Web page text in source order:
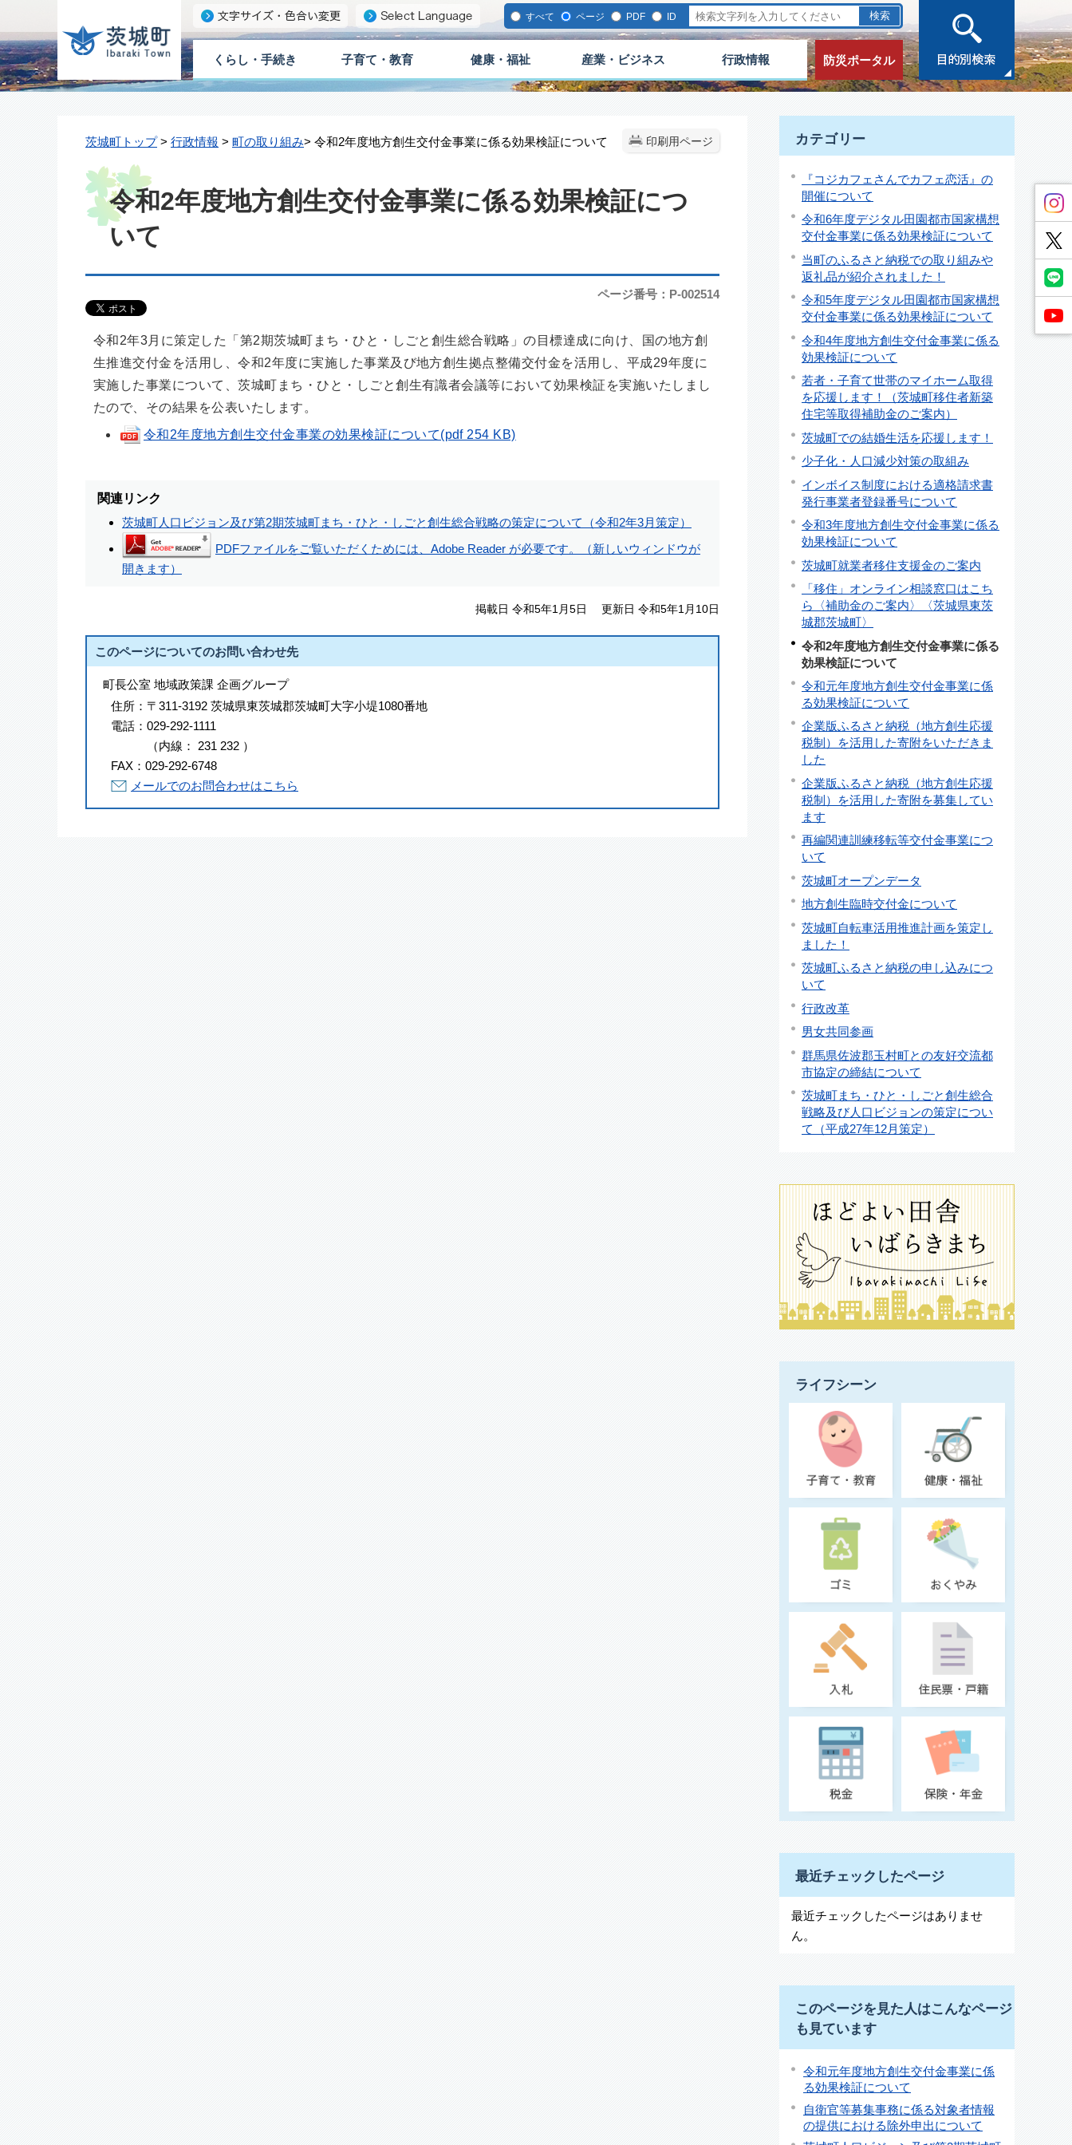
すべて ページ PDF ID
くらし・手続き 子育て・教育 健康・福祉 産業・ビジネス 行政情報 防災ポータル
印刷用ページ
茨城町トップ> 行政情報 > 町の取り組み> 令和2年度地方創生交付金事業に係る効果検証について
令和2年度地方創生交付金事業に係る効果検証につ
いて
ページ番号：P-002514
令和2年3月に策定した「第2期茨城町まち・ひと・しごと創生総合戦略」の目標達成に向け、国の地方創
生推進交付金を活用し、令和2年度に実施した事業及び地方創生拠点整備交付金を活用し、平成29年度に
実施した事業について、茨城町まち・ひと・しごと創生有識者会議等において効果検証を実施いたしまし
たので、その結果を公表いたします。
令和2年度地方創生交付金事業の効果検証について(pdf 254 KB)
関連リンク
茨城町人口ビジョン及び第2期茨城町まち・ひと・しごと創生総合戦略の策定について（令和2年3月策定）
PDFファイルをご覧いただくためには、Adobe Reader が必要です。（新しいウィンドウが
開きます）
掲載日 令和5年1月5日 更新日 令和5年1月10日
このページについてのお問い合わせ先
町長公室 地域政策課 企画グループ
住所： 〒311-3192 茨城県東茨城郡茨城町大字小堤1080番地
電話： 029-292-1111
（内線 ： 231 232 ）
FAX： 029-292-6748
メールでのお問合わせはこちら
カテゴリー
『コジカフェさんでカフェ恋活』の
開催について
令和6年度デジタル田園都市国家構想
交付金事業に係る効果検証について
当町のふるさと納税での取り組みや
返礼品が紹介されました！
令和5年度デジタル田園都市国家構想
交付金事業に係る効果検証について
令和4年度地方創生交付金事業に係る
効果検証について
若者・子育て世帯のマイホーム取得
を応援します！（茨城町移住者新築
住宅等取得補助金のご案内）
茨城町での結婚生活を応援します！
少子化・人口減少対策の取組み
インボイス制度における適格請求書
発行事業者登録番号について
令和3年度地方創生交付金事業に係る
効果検証について
茨城町就業者移住支援金のご案内
「移住」オンライン相談窓口はこち
ら〈補助金のご案内〉〈茨城県東茨
城郡茨城町〉
令和2年度地方創生交付金事業に係る
効果検証について
令和元年度地方創生交付金事業に係
る効果検証について
企業版ふるさと納税（地方創生応援
税制）を活用した寄附をいただきま
した
企業版ふるさと納税（地方創生応援
税制）を活用した寄附を募集してい
ます
再編関連訓練移転等交付金事業につ
いて
茨城町オープンデータ
地方創生臨時交付金について
茨城町自転車活用推進計画を策定し
ました！
茨城町ふるさと納税の申し込みにつ
いて
行政改革
男女共同参画
群馬県佐波郡玉村町との友好交流都
市協定の締結について
茨城町まち・ひと・しごと創生総合
戦略及び人口ビジョンの策定につい
て（平成27年12月策定）
ライフシーン
最近チェックしたページ
最近チェックしたページはありませ
ん。
このページを見た人はこんなページ
も見ています
令和元年度地方創生交付金事業に係
る効果検証について
自衛官等募集事務に係る対象者情報
の提供における除外申出について